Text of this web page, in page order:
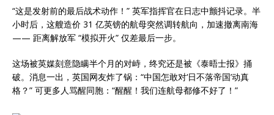
“这是发射前的最后战术动作！” 英军指挥官在日志中颤抖记录。半
小时后，这艘造价 31 亿英镑的航母突然调转航向，加速撤离南海
—— 距离解放军 “模拟开火” 仅差最后一步。
这场被英媒刻意隐瞒半个月的对峙，终究还是被《泰晤士报》捅
破。消息一出，英国网友炸了锅：“中国怎敢对‘日不落帝国’动真
格？” 可更多人骂醒同胞：“醒醒！我们连航母都修不好了！”